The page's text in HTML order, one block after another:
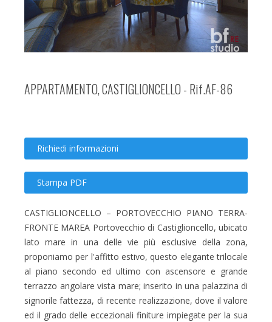
APPARTAMENTO, CASTIGLIONCELLO - Rif.AF-86
Richiedi informazioni
Stampa PDF
CASTIGLIONCELLO – PORTOVECCHIO PIANO TERRA-
FRONTE MAREA Portovecchio di Castiglioncello, ubicato
lato mare in una delle vie più esclusive della zona,
proponiamo per l'affitto estivo, questo elegante trilocale
al piano secondo ed ultimo con ascensore e grande
terrazzo angolare vista mare; inserito in una palazzina di
signorile fattezza, di recente realizzazione, dove il valore
ed il grado delle eccezionali finiture impiegate per la sua